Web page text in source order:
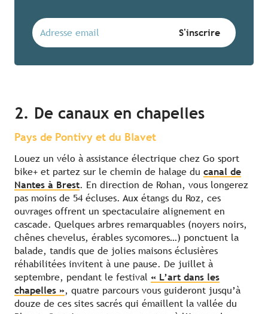
2. De canaux en chapelles
Pays de Pontivy et du Blavet
Louez un vélo à assistance électrique chez Go sport
bike+ et partez sur le chemin de halage du canal de
Nantes à Brest. En direction de Rohan, vous longerez
pas moins de 54 écluses. Aux étangs du Roz, ces
ouvrages offrent un spectaculaire alignement en
cascade. Quelques arbres remarquables (noyers noirs,
chênes chevelus, érables sycomores…) ponctuent la
balade, tandis que de jolies maisons éclusières
réhabilitées invitent à une pause. De juillet à
septembre, pendant le festival « L’art dans les
chapelles », quatre parcours vous guideront jusqu’à
douze de ces sites sacrés qui émaillent la vallée du